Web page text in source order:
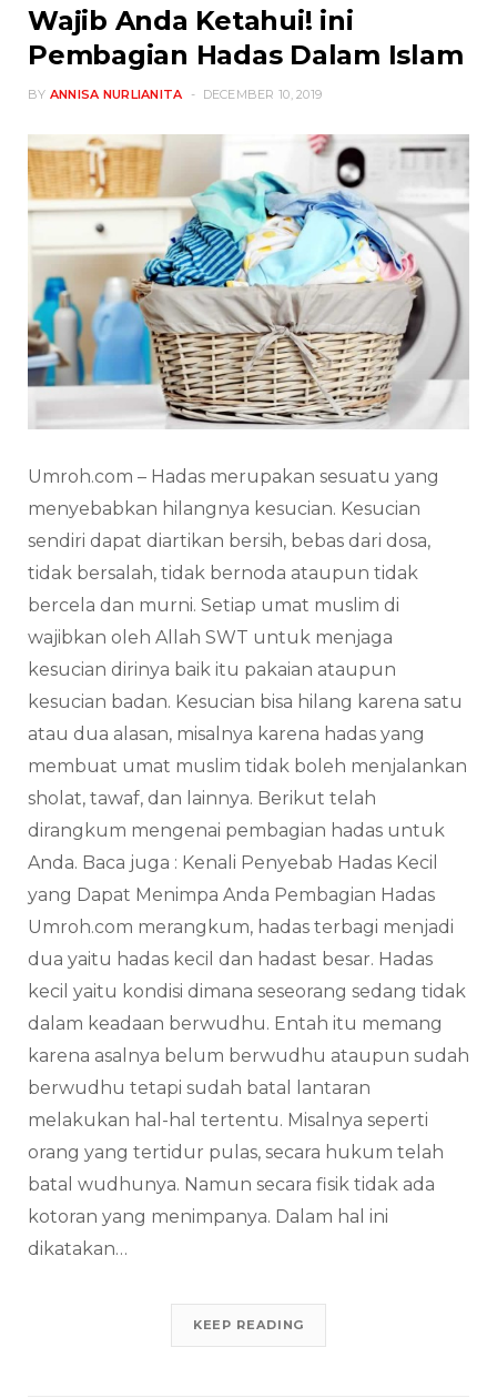
Wajib Anda Ketahui! ini
Pembagian Hadas Dalam Islam
BY ANNISA NURLIANITA DECEMBER 10, 2019
Umroh.com – Hadas merupakan sesuatu yang
menyebabkan hilangnya kesucian. Kesucian
sendiri dapat diartikan bersih, bebas dari dosa,
tidak bersalah, tidak bernoda ataupun tidak
bercela dan murni. Setiap umat muslim di
wajibkan oleh Allah SWT untuk menjaga
kesucian dirinya baik itu pakaian ataupun
kesucian badan. Kesucian bisa hilang karena satu
atau dua alasan, misalnya karena hadas yang
membuat umat muslim tidak boleh menjalankan
sholat, tawaf, dan lainnya. Berikut telah
dirangkum mengenai pembagian hadas untuk
Anda. Baca juga : Kenali Penyebab Hadas Kecil
yang Dapat Menimpa Anda Pembagian Hadas
Umroh.com merangkum, hadas terbagi menjadi
dua yaitu hadas kecil dan hadast besar. Hadas
kecil yaitu kondisi dimana seseorang sedang tidak
dalam keadaan berwudhu. Entah itu memang
karena asalnya belum berwudhu ataupun sudah
berwudhu tetapi sudah batal lantaran
melakukan hal-hal tertentu. Misalnya seperti
orang yang tertidur pulas, secara hukum telah
batal wudhunya. Namun secara fisik tidak ada
kotoran yang menimpanya. Dalam hal ini
dikatakan…
KEEP READING